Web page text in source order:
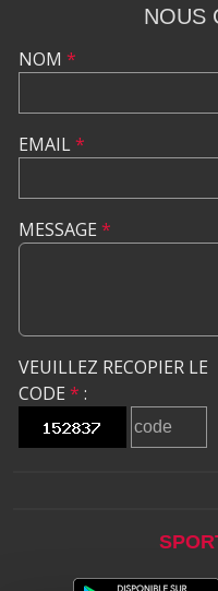
NOUS
NOM *
EMAIL*
MESSAGE *
VEUILLEZ RECOPIER LE
CODE * :